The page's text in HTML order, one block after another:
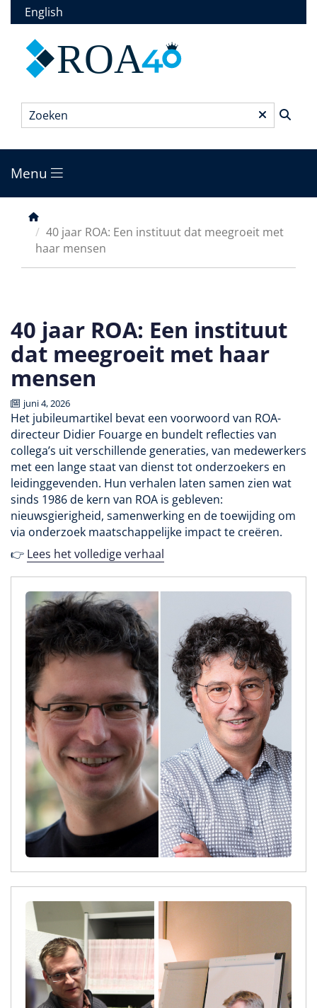
Overslaan
en
inhoud
English
ROA
Zoeken*
Main
menu
Menu
Kruimelpad
40 jaar ROA: Een instituut dat meegroeit met
haar mensen
40 jaar ROA: Een instituut
dat meegroeit met haar
mensen
juni 4, 2026
Het jubileumartikel bevat een voorwoord van ROA-
directeur Didier Fouarge en bundelt reflecties van
collega’s uit verschillende generaties, van medewerkers
met een lange staat van dienst tot onderzoekers en
leidinggevenden. Hun verhalen laten samen zien wat
sinds 1986 de kern van ROA is gebleven:
nieuwsgierigheid, samenwerking en de toewijding om
via onderzoek maatschappelijke impact te creëren.
👉 Lees het volledige verhaal